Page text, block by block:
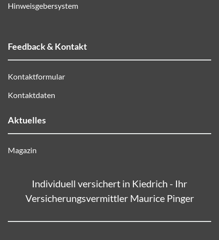
Hinweisgebersystem
Feedback & Kontakt
Kontaktformular
Kontaktdaten
Aktuelles
Magazin
Individuell versichert in Kiedrich - Ihr
Versicherungsvermittler Maurice Pinger